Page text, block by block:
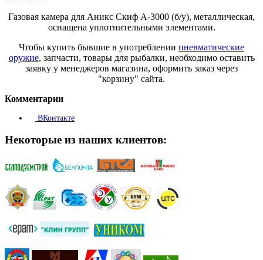
Газовая камера для Аникс Скиф А-3000 (б/у), металлическая,
оснащена уплотнительными элементами.
Чтобы купить бывшие в употреблении пневматические
оружие, запчасти, товары для рыбалки, необходимо оставить
заявку у менеджеров магазина, оформить заказ через
"корзину" сайта.
Комментарии
ВКонтакте
Некоторые из наших клиентов: